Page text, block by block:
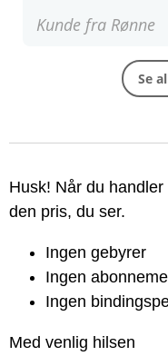
Kunde fra Rønne
Se
Husk! Når du
den pris, du ser.
Ingen gebyrer
Ingen
Ingen
Med venlig hilsen